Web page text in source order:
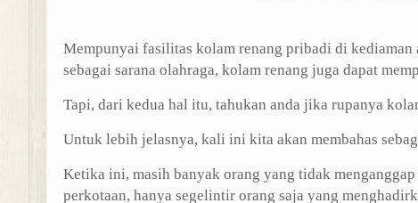
Mempunyai fasilitas kolam renang pribadi di kediaman
sebagai sarana olahraga, kolam renang juga dapat
Tapi, dari kedua hal itu, tahukan anda jika rupanya
Untuk lebih jelasnya, kali ini kita akan membahas
Ketika ini, masih banyak orang yang tidak
perkotaan, hanya segelintir orang saja yang